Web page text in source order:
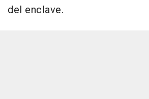
del enclave.